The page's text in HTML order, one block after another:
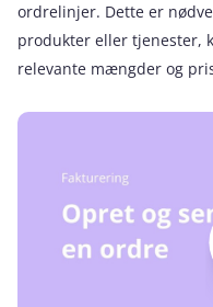
ordrelinjer. Dette er
produkter eller tjenester,
relevante mængder og